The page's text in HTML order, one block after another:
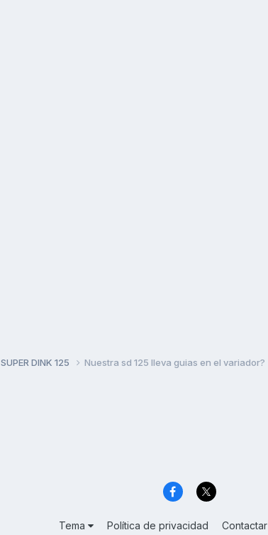
SUPER DINK 125 Nuestra sd 125 lleva guias en el variador?
Tema Política de privacidad Contactar